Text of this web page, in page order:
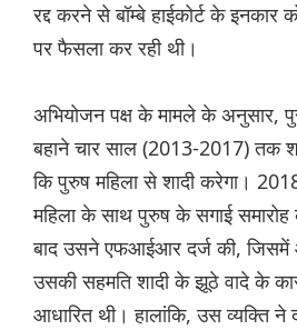
रद्द करने से बॉम्बे हाईकोर्ट के इनकार
पर फैसला कर रही थी।
अभियोजन पक्ष के मामले के अनुसार,
बहाने चार साल (2013-2017) तक
कि पुरुष महिला से शादी करेगा।
महिला के साथ पुरुष के सगाई
बाद उसने एफआईआर दर्ज की, जिसमें
उसकी सहमति शादी के झूठे वादे के
आधारित थी। हालांकि, उस व्यक्ति ने